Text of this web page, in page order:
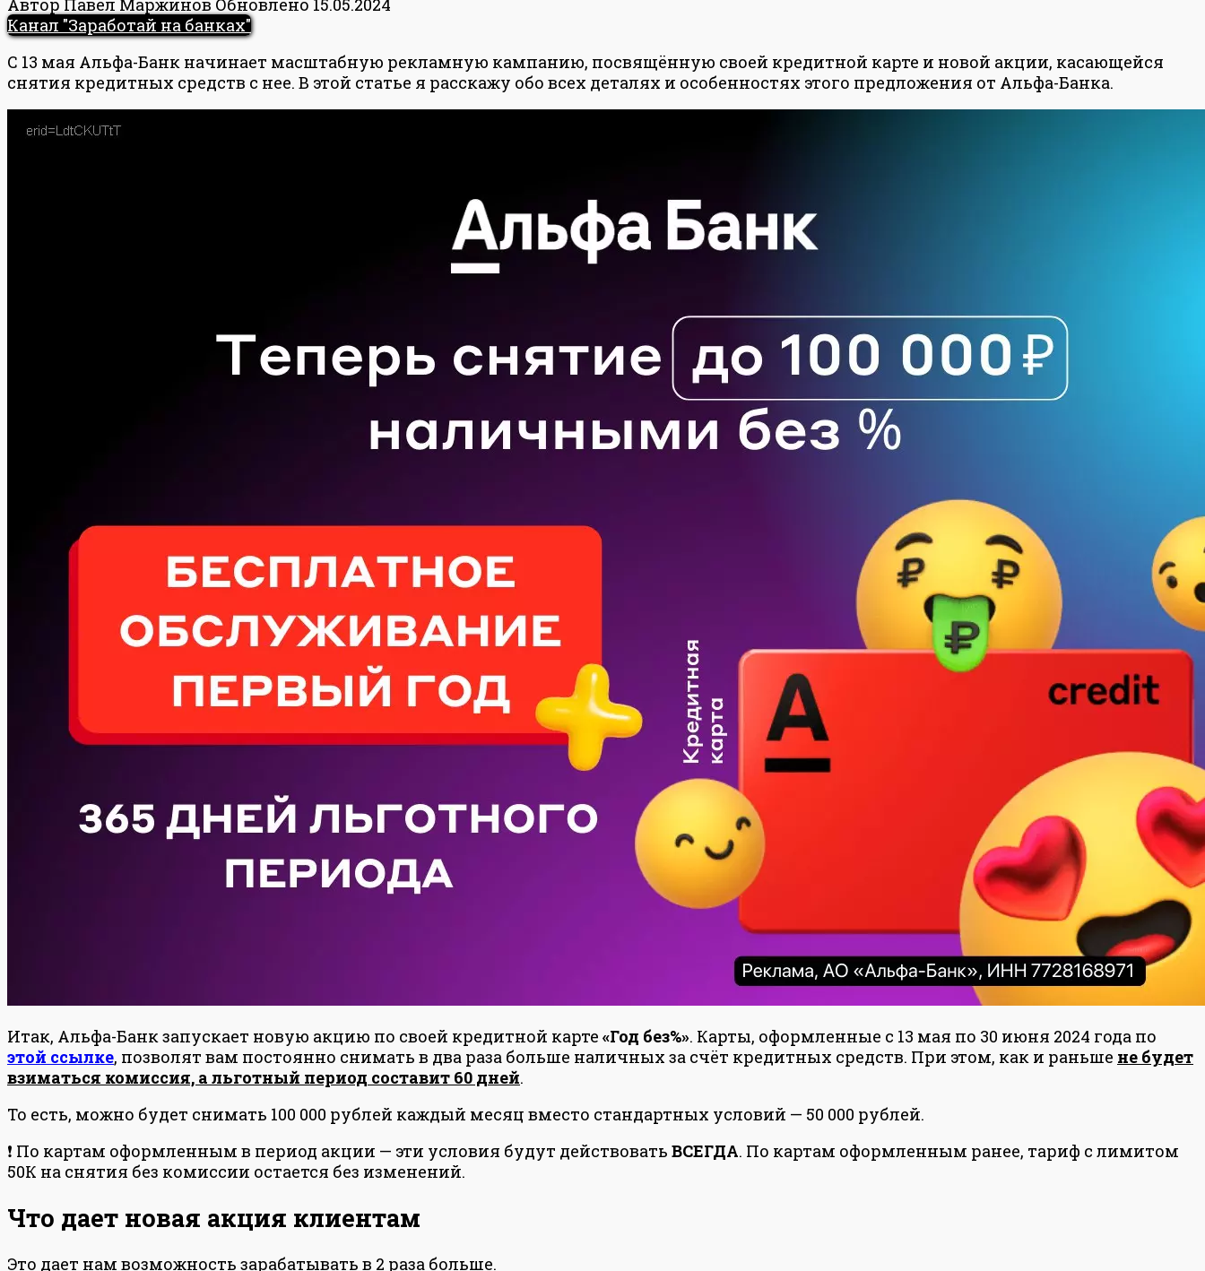
Автор Павел Маржинов Обновлено 15.05.2024
Канал "Заработай на банках"
С 13 мая Альфа-Банк начинает масштабную рекламную кампанию, посвящённую своей кредитной карте и новой акции, касающейся
снятия кредитных средств с нее. В этой статье я расскажу обо всех деталях и особенностях этого предложения от Альфа-Банка.
Итак, Альфа-Банк запускает новую акцию по своей кредитной карте «Год без%». Карты, оформленные с 13 мая по 30 июня 2024 года по
этой ссылке, позволят вам постоянно снимать в два раза больше наличных за счёт кредитных средств. При этом, как и раньше не будет
взиматься комиссия, а льготный период составит 60 дней.
То есть, можно будет снимать 100 000 рублей каждый месяц вместо стандартных условий — 50 000 рублей.
❗ По картам оформленным в период акции — эти условия будут действовать ВСЕГДА. По картам оформленным ранее, тариф с лимитом
50К на снятия без комиссии остается без изменений.
Что дает новая акция клиентам
Это дает нам возможность зарабатывать в 2 раза больше.